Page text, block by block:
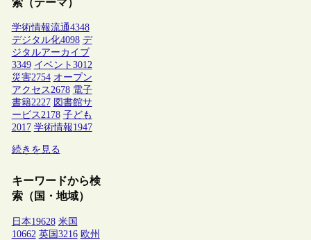
学術情報流通4348
デジタル化4098 デ
ジタルアーカイブ
3349 イベント 3012
災害2754 オープン
アクセス 2678 電子
書籍2227 図書館サ
ービス 2178 子ども
2017 学術情報1947
続きを見る
キーワードから検
索（国・地域）
日本19628 米国
10662 英国3216 欧州